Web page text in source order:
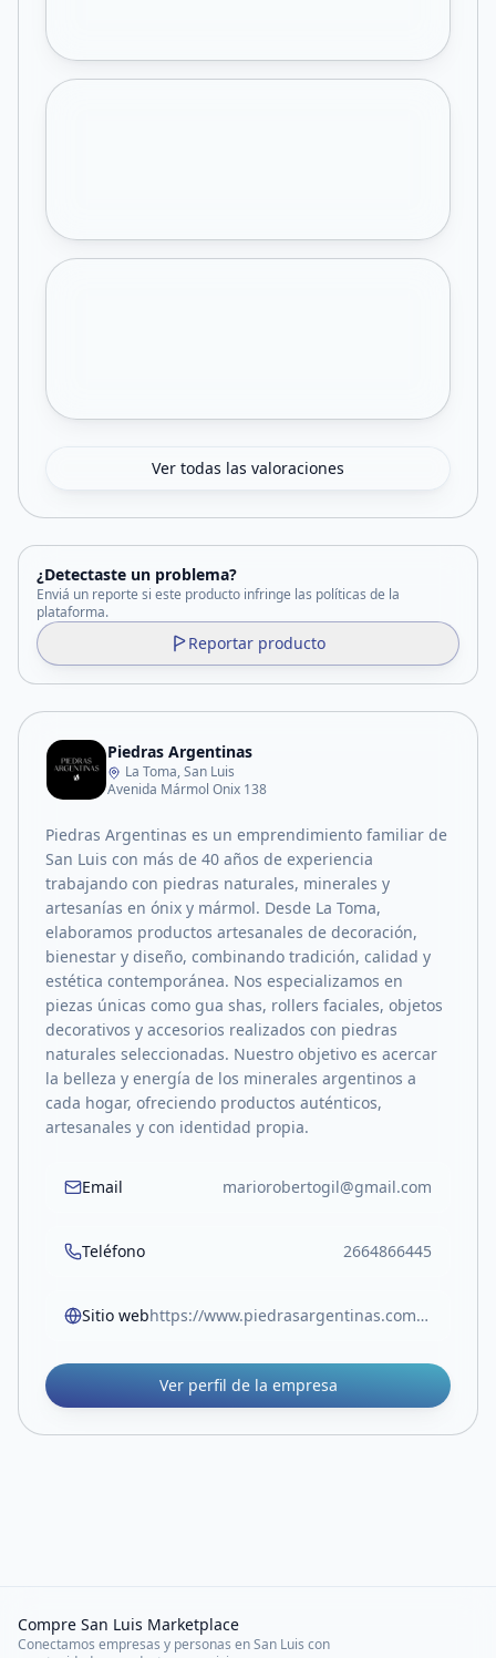
Ver todas las valoraciones
¿Detectaste un problema?
Enviá un reporte si este producto infringe las políticas de la
plataforma.
Reportar producto
Piedras Argentinas
La Toma, San Luis
Avenida Mármol Onix 138
Piedras Argentinas es un emprendimiento familiar de
San Luis con más de 40 años de experiencia
trabajando con piedras naturales, minerales y
artesanías en ónix y mármol. Desde La Toma,
elaboramos productos artesanales de decoración,
bienestar y diseño, combinando tradición, calidad y
estética contemporánea. Nos especializamos en
piezas únicas como gua shas, rollers faciales, objetos
decorativos y accesorios realizados con piedras
naturales seleccionadas. Nuestro objetivo es acercar
la belleza y energía de los minerales argentinos a
cada hogar, ofreciendo productos auténticos,
artesanales y con identidad propia.
Email mariorobertogil@gmail.com
Teléfono 2664866445
Sitio web https://www.piedrasargentinas.com.ar/
Ver perfil de la empresa
Compre San Luis Marketplace
Conectamos empresas y personas en San Luis con